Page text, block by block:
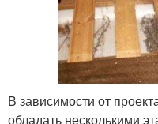
В зависимости от
обладать несколькими